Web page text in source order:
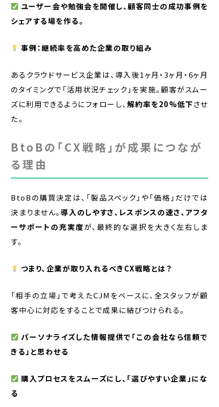
ユーザー会や勉強会を開催し、顧客同士の成功事例を
シェアする場を作る。
事例：継続率を高めた企業の取り組み
あるクラウドサービス企業は、導入後1ヶ月・3ヶ月・6ヶ月
のタイミングで「活用状況チェック」を実施。顧客がスムー
ズに利用できるようにフォローし、 解約率を20%低下させ
た。
BtoBの「CX戦略」が成果につなが
る理由
BtoBの購買決定は、「製品スペック」や「価格」だけでは
決まりません。導入のしやすさ、レスポンスの速さ、アフタ
ーサポートの充実度が、最終的な選択を大きく左右しま
す。
つまり、企業が取り入れるべきCX戦略とは？
「相手の立場」で考えたCJMをベースに、全スタッフが顧
客中心に対応をすることで成果に結びつけられる。
パーソナライズした情報提供で「この会社なら信頼で
きる」と思わせる
購入プロセスをスムーズにし、「選びやすい企業」にな
る